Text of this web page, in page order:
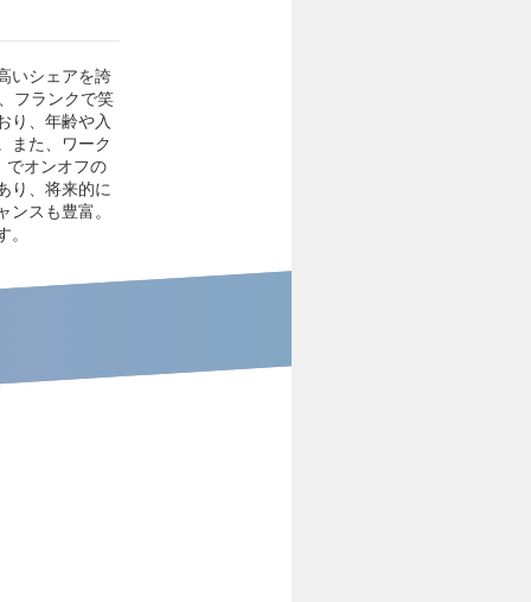
いシェアを誇
フランクで笑
り、年齢や入
また、ワーク
でオンオフの
り、将来的に
スも豊富。